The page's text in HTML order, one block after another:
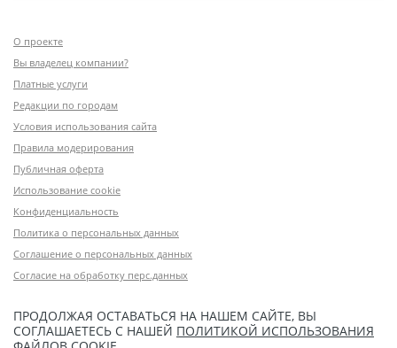
О проекте
Вы владелец компании?
Платные услуги
Редакции по городам
Условия использования сайта
Правила модерирования
Публичная оферта
Использование cookie
Конфиденциальность
Политика о персональных данных
Соглашение о персональных данных
Согласие на обработку перс.данных
ПРОДОЛЖАЯ ОСТАВАТЬСЯ НА НАШЕМ САЙТЕ, ВЫ
СОГЛАШАЕТЕСЬ С НАШЕЙ ПОЛИТИКОЙ ИСПОЛЬЗОВАНИЯ